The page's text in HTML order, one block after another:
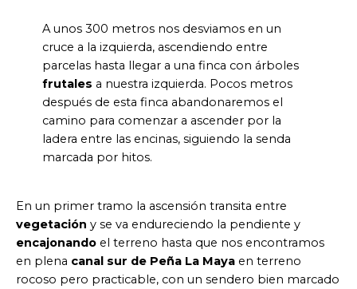
A unos 300 metros nos desviamos en un
cruce a la izquierda, ascendiendo entre
parcelas hasta llegar a una finca con árboles
frutales a nuestra izquierda. Pocos metros
después de esta finca abandonaremos el
camino para comenzar a ascender por la
ladera entre las encinas, siguiendo la senda
marcada por hitos.
En un primer tramo la ascensión transita entre
vegetación y se va endureciendo la pendiente y
encajonando el terreno hasta que nos encontramos
en plena canal sur de Peña La Maya en terreno
rocoso pero practicable, con un sendero bien marcado